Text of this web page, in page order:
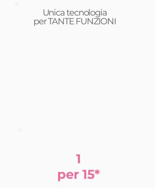
Unica tecnologia
per TANTE FUNZIONI
1
per 15*